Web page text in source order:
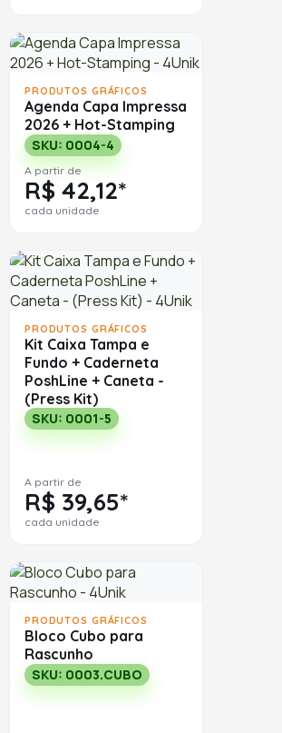
PRODUTOS GRÁFICOS
Agenda Capa Impressa
2026 + Hot-Stamping
SKU: 0004-4
A partir de
R$ 42,12*
cada unidade
PRODUTOS GRÁFICOS
Kit Caixa Tampa e
Fundo + Caderneta
PoshLine + Caneta -
(Press Kit)
SKU: 0001-5
A partir de
R$ 39,65*
cada unidade
PRODUTOS GRÁFICOS
Bloco Cubo para
Rascunho
SKU: 0003.CUBO